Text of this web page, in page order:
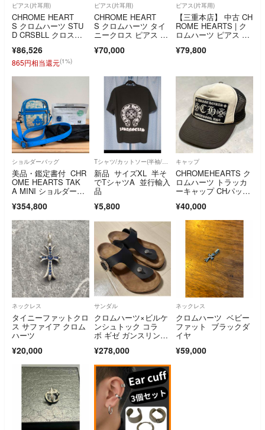
ピアス(片耳用)
CHROME HEART
S クロムハーツ STU
D CRSBLL クロスボ
ス シルバー BCA110
¥86,526
865円相当還元(1%)
ピアス(片耳用)
CHROME HEART
S クロムハーツ タイ
ニークロス ピアス シ
¥70,000
ピアス(片耳用)
【三重本店】 中古 CH
ROME HEARTS | ク
ロムハーツ ピアス ST
ハート シングル 片耳
¥79,800
ショルダーバッグ
美品・鑑定書付 CHR
OME HEARTS TAK
A MINI ショルダーバ
¥354,800
Tシャツ/カットソー(半袖/袖なし)
新品 サイズXL 半そ
でTシャツA 並行輸入
品
¥5,800
キャップ
CHROMEHEARTS ク
ロムハーツ トラッカ
ーキャップ CHパッ
ャップ otto社 シルバ
ー925
¥40,000
ネックレス
タイニーファットクロ
ス サファイア クロム
ハーツ
¥20,000
サンダル
クロムハーツ×ビルケ
ンシュトック コラ
ボ ギゼ ガンスリンガ
0 ブラック
¥278,000
ネックレス
クロムハーツ ベビー
ファット ブラックダ
イヤ
¥59,000